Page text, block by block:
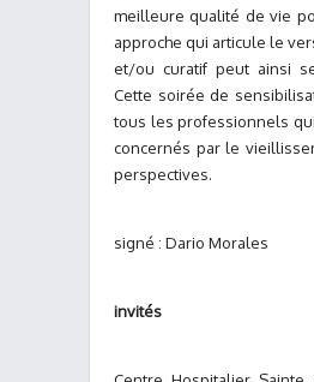
meilleure qualité de vie
approche qui articule le
et/ou curatif peut ainsi
Cette soirée de
tous les professionnels
concernés par le
perspectives.
signé : Dario Morales
invités